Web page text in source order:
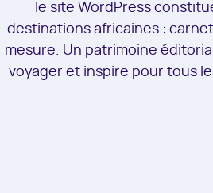
le site WordPress
destinations africaines :
mesure. Un patrimoine
voyager et inspire pour tous